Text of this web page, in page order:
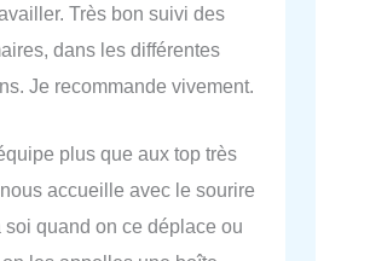
Très bon suivi des
dans les différentes
Je recommande vivement.
plus que aux top très
accueille avec le sourire
soi quand on ce déplace ou